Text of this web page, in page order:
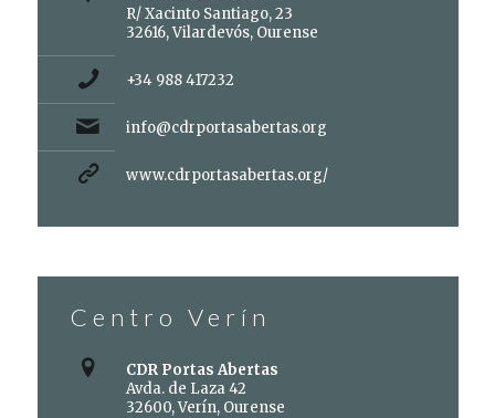
R/ Xacinto Santiago, 23
32616, Vilardevós, Ourense
+34 988 417232
info@cdrportasabertas.org
www.cdrportasabertas.org/
Centro Verín
CDR Portas Abertas
Avda. de Laza 42
32600, Verín, Ourense